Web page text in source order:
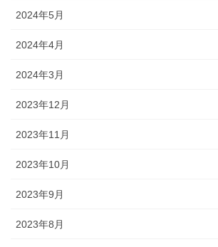
2024年5月
2024年4月
2024年3月
2023年12月
2023年11月
2023年10月
2023年9月
2023年8月